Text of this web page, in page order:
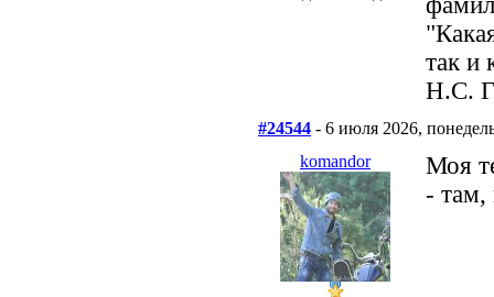
так и
Н.С.
#24544 - 6 июля 2026,
komandor
Моя
- там,